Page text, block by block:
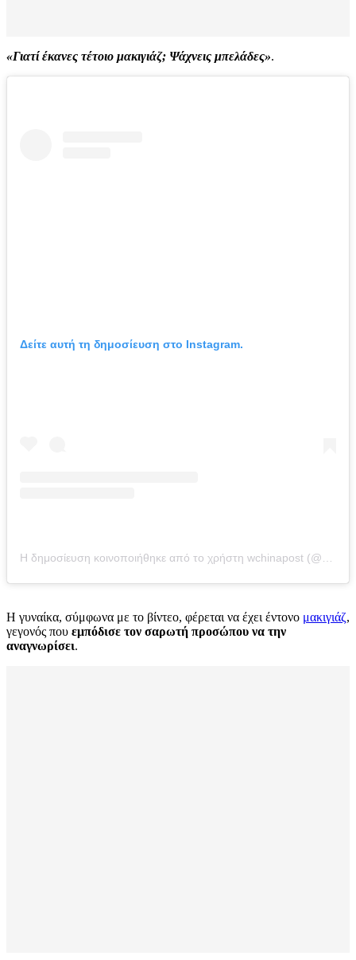
«Γιατί έκανες τέτοιο μακιγιάζ; Ψάχνεις μπελάδες».
Δείτε αυτή τη δημοσίευση στο Instagram.
Η δημοσίευση κοινοποιήθηκε από το χρήστη wchinapost (@wchinapost)
Η γυναίκα, σύμφωνα με το βίντεο, φέρεται να έχει έντονο μακιγιάζ,
γεγονός που εμπόδισε τον σαρωτή προσώπου να την
αναγνωρίσει.